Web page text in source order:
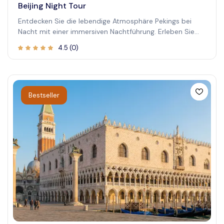
Beijing Night Tour
Entdecken Sie die lebendige Atmosphäre Pekings bei
Nacht mit einer immersiven Nachtführung. Erleben Sie
historische Wahrzeichen und lebendige Viertel, während
eine einzigartige Perspektive auf Peking, die seine reiche
Geschichte mit moderner Energie verbindet. Ob Sie die
beleuchtete Verbotene Stadt bewundern oder durch
pulsierende Nachtmärkte schlendern – dieses Erlebnis
verspricht unvergessliche Erinnerungen.
4.5 (0)
Bestseller